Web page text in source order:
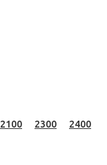
2100 2300
2400